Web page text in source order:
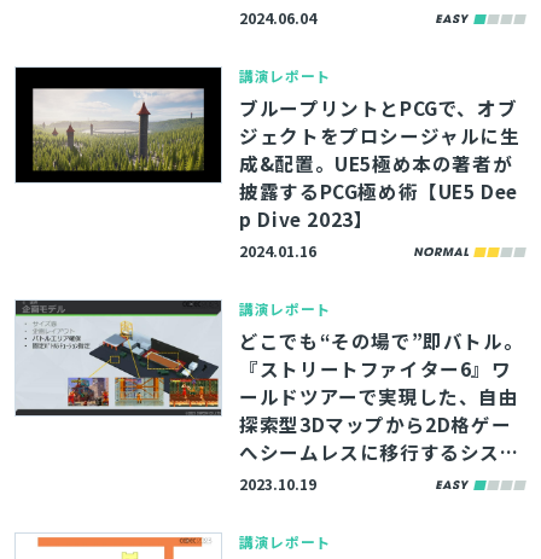
2024.06.04
講演レポート
ブループリントとPCGで、オブ
ジェクトをプロシージャルに生
成&配置。UE5極め本の著者が
披露するPCG極め術【UE5 Dee
p Dive 2023】
2024.01.16
講演レポート
どこでも“その場で”即バトル。
『ストリートファイター6』ワ
ールドツアーで実現した、自由
探索型3Dマップから2D格ゲー
へシームレスに移行するシステ
ム&レベルデザイン【CEDEC20
2023.10.19
講演レポート